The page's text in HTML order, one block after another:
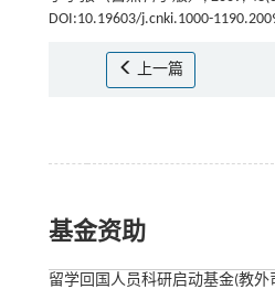
DOI:10.19603/j.cnki.1000-
上一篇
基金资助
留学回国人员科研启动基金(教外